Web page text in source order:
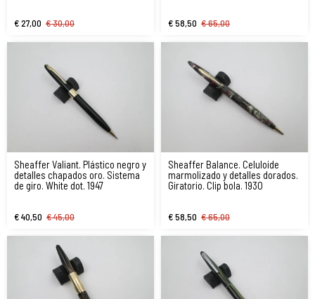
€ 27,00 € 30,00 € 58,50 € 65,00
Sheaffer Valiant. Plástico negro y
detalles chapados oro. Sistema
de giro. White dot. 1947
€ 40,50 € 45,00
Sheaffer Balance. Celuloide
marmolizado y detalles dorados.
Giratorio. Clip bola. 1930
€ 58,50 € 65,00